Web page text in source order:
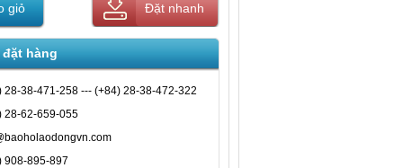
giỏ Đặt nhanh
hàng
28-38-471-258 --- (+84) 28-38-472-322
28-62-659-055
908-895-897